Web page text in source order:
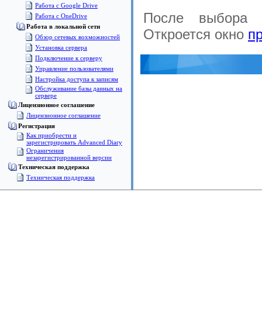
Работа с Google Drive
Работа с OneDrive
Работа в локальной сети
Обзор сетевых вохможностей
Установка сервера
Подключение к серверу
Управление пользователями
Настройка доступа к записям
Обслуживание базы данных на
сервере
Лицензионное соглашение
Лицензионное соглашение
Pегистрация
Как приобрести и
зарегистрировать Advanced Diary
Ограничения
незарегистрированной версии
Техническая поддержка
Техническая поддержка
После выбора
Откроется окно